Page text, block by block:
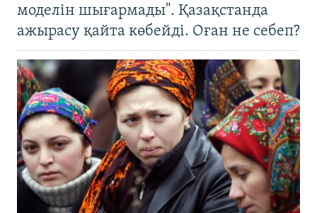
моделін шығармады". Қазақстанда
ажырасу қайта көбейді. Оған не себеп?